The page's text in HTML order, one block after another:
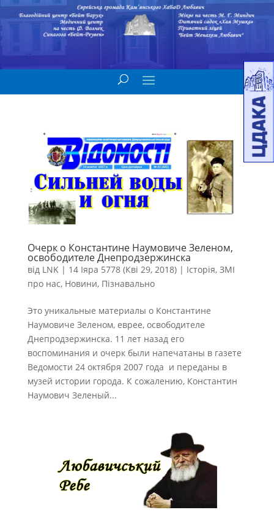
Очерк о Константине Наумовиче Зеленом,
освободителе Днепродзержинска
від LNK| 14 Іяра 5778 (Кві 29, 2018)| Історія, ЗМІ
про нас, Новини, Пізнавально
Это уникальные материалы о Константине
Наумовиче Зеленом, еврее, освободителе
Днепродзержинска. 11 лет назад его
воспоминания и очерк были напечатаны в газете
Ведомости 24 октября 2007 года и переданы в
музей истории города. К сожалению, Константин
Наумович Зеленый...